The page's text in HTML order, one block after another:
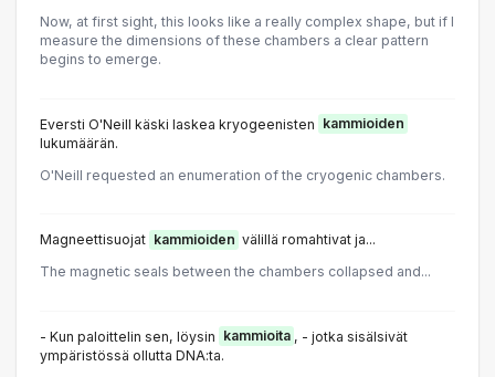
Now, at first sight, this looks like a really complex shape, but if I
measure the dimensions of these chambers a clear pattern
begins to emerge.
Eversti O'Neill käski laskea kryogeenisten kammioiden
lukumäärän.
O'Neill requested an enumeration of the cryogenic chambers.
Magneettisuojat kammioiden välillä romahtivat ja...
The magnetic seals between the chambers collapsed and...
- Kun paloittelin sen, löysin kammioita , - jotka sisälsivät
ympäristössä ollutta DNA:ta.